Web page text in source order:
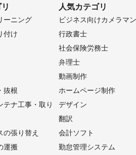
ーニング
付け
抜根
テナ工事・取り
の張り替え
運搬
人気カテゴリ
ビジネス向けカメラマン
行政書士
社会保険労務士
弁理士
動画制作
ホームページ制作
デザイン
翻訳
会計ソフト
勤怠管理システム